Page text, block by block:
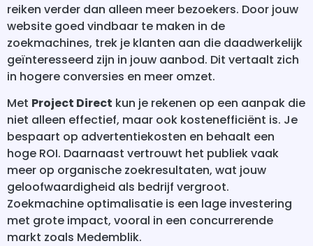
reiken verder dan alleen meer bezoekers. Door jouw
website goed vindbaar te maken in de
zoekmachines, trek je klanten aan die daadwerkelijk
geïnteresseerd zijn in jouw aanbod. Dit vertaalt zich
in hogere conversies en meer omzet.
Met Project Direct kun je rekenen op een aanpak die
niet alleen effectief, maar ook kostenefficiënt is. Je
bespaart op advertentiekosten en behaalt een
hoge ROI. Daarnaast vertrouwt het publiek vaak
meer op organische zoekresultaten, wat jouw
geloofwaardigheid als bedrijf vergroot.
Zoekmachine optimalisatie is een lage investering
met grote impact, vooral in een concurrerende
markt zoals Medemblik.